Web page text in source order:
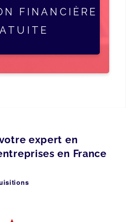
FINANCIÈRE
expert en
en France